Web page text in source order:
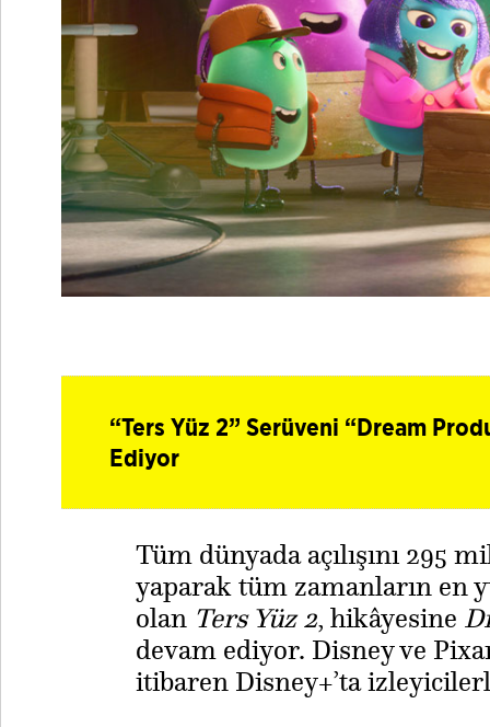
“Ters Yüz 2” Serüveni “Dream
Ediyor
Tüm dünyada açılışını 295
yaparak tüm zamanların en
olan Ters Yüz 2, hikâyesine
devam ediyor. Disney ve
itibaren Disney+’ta